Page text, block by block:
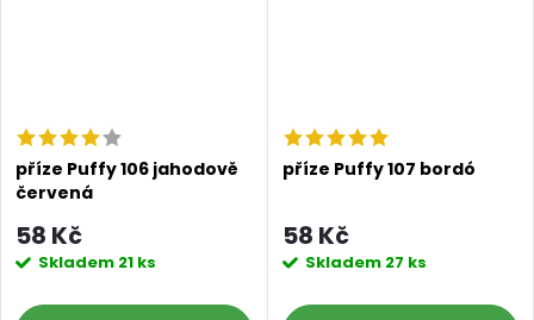
příze Puffy 106 jahodově
červená
58 Kč
Skladem 21 ks
příze Puffy 107 bordó
58 Kč
Skladem 27 ks